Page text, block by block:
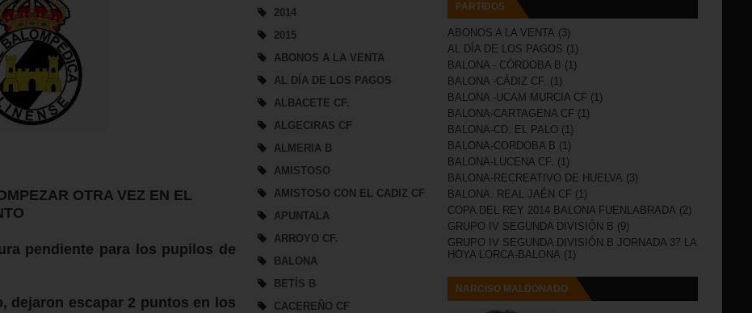
2014
2015
ABONOS A LA VENTA
AL DÍA DE LOS PAGOS
ALBACETE CF.
ALGECIRAS CF
ALMERIA B
AMISTOSO
AMISTOSO CON EL CADIZ CF
APUNTALA
ARROYO CF.
BALONA
BETÍS B
CACEREÑO CF
OTRA VEZ EN EL
pendiente para los pupilos de
dejaron escapar 2 puntos en los
PARTIDOS
ABONOS A LA VENTA (3)
AL DÍA DE LOS PAGOS (1)
BALONA - CÓRDOBA B (1)
BALONA -CÁDIZ CF. (1)
BALONA -UCAM MURCIA CF (1)
BALONA-CARTAGENA CF (1)
BALONA-CD. EL PALO (1)
BALONA-CORDOBA B (1)
BALONA-LUCENA CF. (1)
BALONA-RECREATIVO DE HUELVA (3)
BALONA. REAL JAÉN CF (1)
COPA DEL REY 2014 BALONA FUENLABRADA (2)
GRUPO IV SEGUNDA DIVISIÓN B (9)
GRUPO IV SEGUNDA DIVISIÓN B JORNADA 37 LA
HOYA LORCA-BALONA (1)
NARCISO MALDONADO